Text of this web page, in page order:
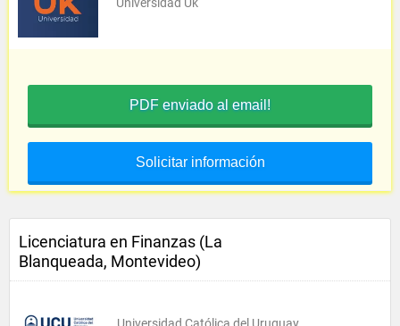
PDF enviado al email!
Solicitar información
Licenciatura en Finanzas (La
Blanqueada, Montevideo)